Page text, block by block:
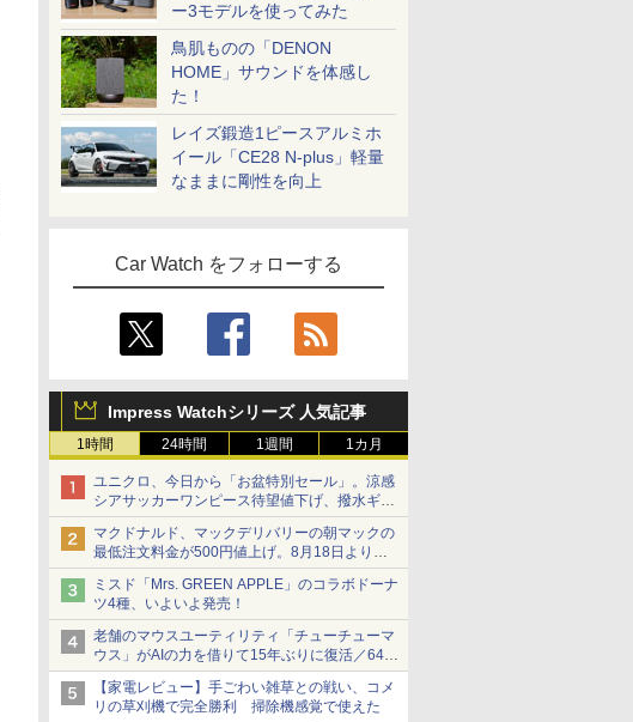
ー3モデルを使ってみた
鳥肌ものの「DENON
HOME」サウンドを体感し
た！
レイズ鍛造1ピースアルミホ
イール「CE28 N-plus」軽量
なままに剛性を向上
Car Watch をフォローする
Impress Watchシリーズ 人気記事
1時間 24時間 1週間 1カ月
ユニクロ、今日から「お盆特別セール」。涼感
シアサッカーワンピース待望値下げ、撥水ギア
ショーツは1990円に
マクドナルド、マックデリバリーの朝マックの
最低注文料金が500円値上げ。8月18日より
1,500円から受付
ミスド「Mrs. GREEN APPLE」のコラボドーナ
ツ4種、いよいよ発売！
老舗のマウスユーティリティ「チューチューマ
ウス」がAIの力を借りて15年ぶりに復活／64bit
化、Windows 10/11、「Chrome」も走り回
る。復活記念で2026年末まで500円
【家電レビュー】手ごわい雑草との戦い、コメ
リの草刈機で完全勝利 掃除機感覚で使えた